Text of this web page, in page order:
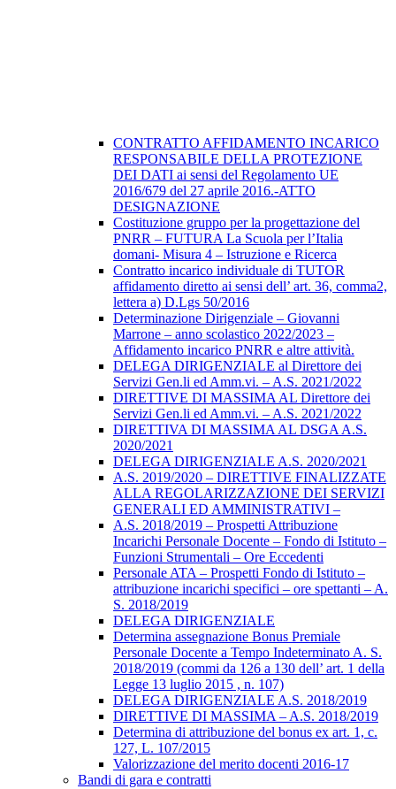
CONTRATTO AFFIDAMENTO INCARICO
RESPONSABILE DELLA PROTEZIONE
DEI DATI ai sensi del Regolamento UE
2016/679 del 27 aprile 2016.-ATTO
DESIGNAZIONE
Costituzione gruppo per la progettazione del
PNRR – FUTURA La Scuola per l’Italia
domani- Misura 4 – Istruzione e Ricerca
Contratto incarico individuale di TUTOR
affidamento diretto ai sensi dell’ art. 36, comma2,
lettera a) D.Lgs 50/2016
Determinazione Dirigenziale – Giovanni
Marrone – anno scolastico 2022/2023 –
Affidamento incarico PNRR e altre attività.
DELEGA DIRIGENZIALE al Direttore dei
Servizi Gen.li ed Amm.vi. – A.S. 2021/2022
DIRETTIVE DI MASSIMA AL Direttore dei
Servizi Gen.li ed Amm.vi. – A.S. 2021/2022
DIRETTIVA DI MASSIMA AL DSGA A.S.
2020/2021
DELEGA DIRIGENZIALE A.S. 2020/2021
A.S. 2019/2020 – DIRETTIVE FINALIZZATE
ALLA REGOLARIZZAZIONE DEI SERVIZI
GENERALI ED AMMINISTRATIVI –
A.S. 2018/2019 – Prospetti Attribuzione
Incarichi Personale Docente – Fondo di Istituto –
Funzioni Strumentali – Ore Eccedenti
Personale ATA – Prospetti Fondo di Istituto –
attribuzione incarichi specifici – ore spettanti – A.
S. 2018/2019
DELEGA DIRIGENZIALE
Determina assegnazione Bonus Premiale
Personale Docente a Tempo Indeterminato A. S.
2018/2019 (commi da 126 a 130 dell’ art. 1 della
Legge 13 luglio 2015 , n. 107)
DELEGA DIRIGENZIALE A.S. 2018/2019
DIRETTIVE DI MASSIMA – A.S. 2018/2019
Determina di attribuzione del bonus ex art. 1, c.
127, L. 107/2015
Valorizzazione del merito docenti 2016-17
Bandi di gara e contratti